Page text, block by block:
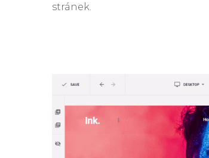
stránek.